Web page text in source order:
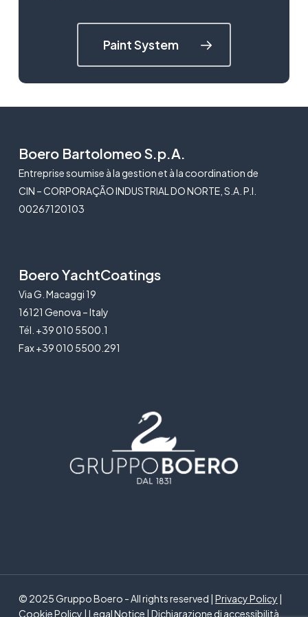
Paint System
Boero Bartolomeo S.p.A.
Entreprise soumise à la gestion et à la coordination de
CIN – CORPORAÇÃO INDUSTRIAL DO NORTE, S.A. P.I.
00267120103
Boero YachtCoatings
Via G. Macaggi 19
16121 Genova – Italy
Tél. +39 010 5500.1
Fax +39 010 5500.291
© 2025 Gruppo Boero - All rights reserved | Privacy Policy |
Cookie Policy | Legal Notice | Dichiarazione di accessibilità